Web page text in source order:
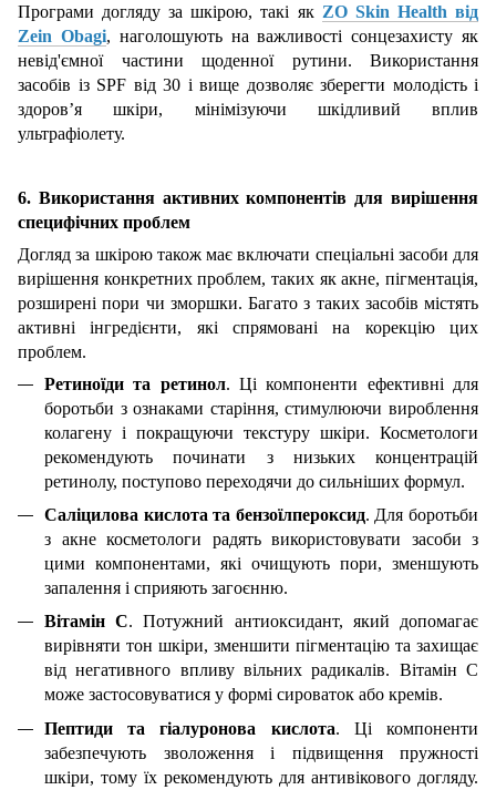
Програми догляду за шкірою, такі як ZO Skin Health від
Zein Obagi, наголошують на важливості сонцезахисту як
невід'ємної частини щоденної рутини. Використання
засобів із SPF від 30 і вище дозволяє зберегти молодість і
здоров’я шкіри, мінімізуючи шкідливий вплив
ультрафіолету.
6. Використання активних компонентів для вирішення
специфічних проблем
Догляд за шкірою також має включати спеціальні засоби для
вирішення конкретних проблем, таких як акне, пігментація,
розширені пори чи зморшки. Багато з таких засобів містять
активні інгредієнти, які спрямовані на корекцію цих
проблем.
Ретиноїди та ретинол. Ці компоненти ефективні для
боротьби з ознаками старіння, стимулюючи вироблення
колагену і покращуючи текстуру шкіри. Косметологи
рекомендують починати з низьких концентрацій
ретинолу, поступово переходячи до сильніших формул.
Саліцилова кислота та бензоїлпероксид. Для боротьби
з акне косметологи радять використовувати засоби з
цими компонентами, які очищують пори, зменшують
запалення і сприяють загоєнню.
Вітамін С. Потужний антиоксидант, який допомагає
вирівняти тон шкіри, зменшити пігментацію та захищає
від негативного впливу вільних радикалів. Вітамін С
може застосовуватися у формі сироваток або кремів.
Пептиди та гіалуронова кислота. Ці компоненти
забезпечують зволоження і підвищення пружності
шкіри, тому їх рекомендують для антивікового догляду.